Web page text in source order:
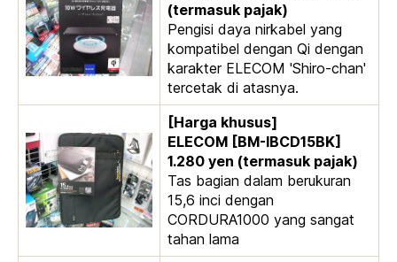
(termasuk pajak)
Pengisi daya nirkabel yang
kompatibel dengan Qi dengan
karakter ELECOM 'Shiro-chan'
tercetak di atasnya.
[Harga khusus]
ELECOM [BM-IBCD15BK]
1.280 yen (termasuk pajak)
Tas bagian dalam berukuran
15,6 inci dengan
CORDURA1000 yang sangat
tahan lama